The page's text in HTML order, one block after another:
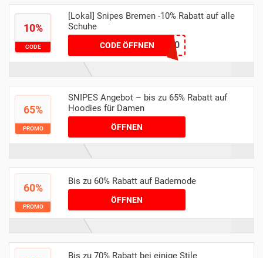
10%
CODE
[Lokal] Snipes Bremen -10% Rabatt auf alle
Schuhe
CODE ÖFFNEN
Danielbarcelona10
65%
PROMO
SNIPES Angebot – bis zu 65% Rabatt auf
Hoodies für Damen
ÖFFNEN
60%
PROMO
Bis zu 60% Rabatt auf Bademode
ÖFFNEN